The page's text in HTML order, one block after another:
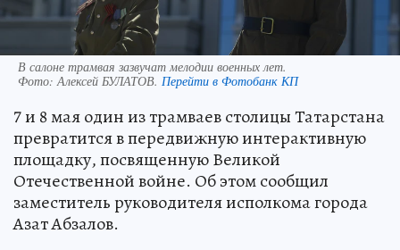
В салоне трамвая зазвучат мелодии военных лет.
Фото: Алексей БУЛАТОВ. Перейти в Фотобанк КП
7 и 8 мая один из трамваев столицы Татарстана
превратится в передвижную интерактивную
площадку, посвященную Великой
Отечественной войне. Об этом сообщил
заместитель руководителя исполкома города
Азат Абзалов.